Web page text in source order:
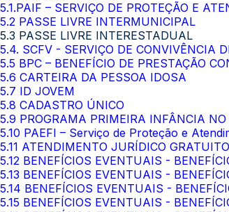
5.1.PAIF – SERVIÇO DE PROTEÇÃO E
5.2 PASSE LIVRE INTERMUNICIPAL
5.3 PASSE LIVRE INTERESTADUAL
5.4. SCFV - SERVIÇO DE CONVIVÊNCIA
5.5 BPC – BENEFÍCIO DE PRESTAÇÃO
5.6 CARTEIRA DA PESSOA IDOSA
5.7 ID JOVEM
5.8 CADASTRO ÚNICO
5.9 PROGRAMA PRIMEIRA INFÂNCIA
5.10 PAEFI – Serviço de Proteção e
5.11 ATENDIMENTO JURÍDICO GRATUITO
5.12 BENEFÍCIOS EVENTUAIS -
5.13 BENEFÍCIOS EVENTUAIS -
5.14 BENEFÍCIOS EVENTUAIS -
5.15 BENEFÍCIOS EVENTUAIS -